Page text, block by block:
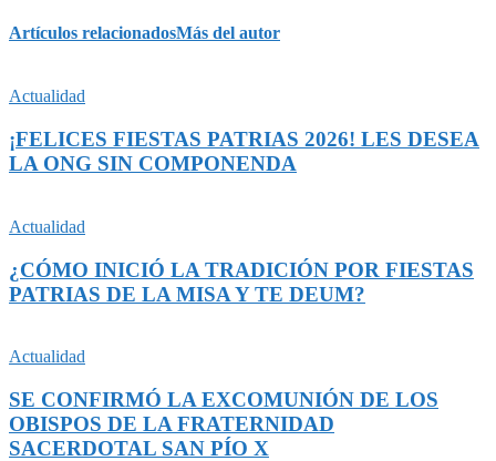
Artículos relacionadosMás del autor
Actualidad
¡FELICES FIESTAS PATRIAS 2026! LES DESEA
LA ONG SIN COMPONENDA
Actualidad
¿CÓMO INICIÓ LA TRADICIÓN POR FIESTAS
PATRIAS DE LA MISA Y TE DEUM?
Actualidad
SE CONFIRMÓ LA EXCOMUNIÓN DE LOS
OBISPOS DE LA FRATERNIDAD
SACERDOTAL SAN PÍO X